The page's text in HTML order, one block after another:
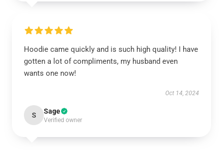
Hoodie came quickly and is such high quality! I have
gotten a lot of compliments, my husband even
wants one now!
Oct 14, 2024
S Sage
Verified owner